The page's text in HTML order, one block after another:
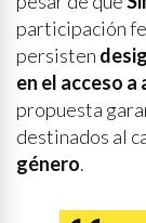
participación
persisten
en el acceso
propuesta
destinados al
género.